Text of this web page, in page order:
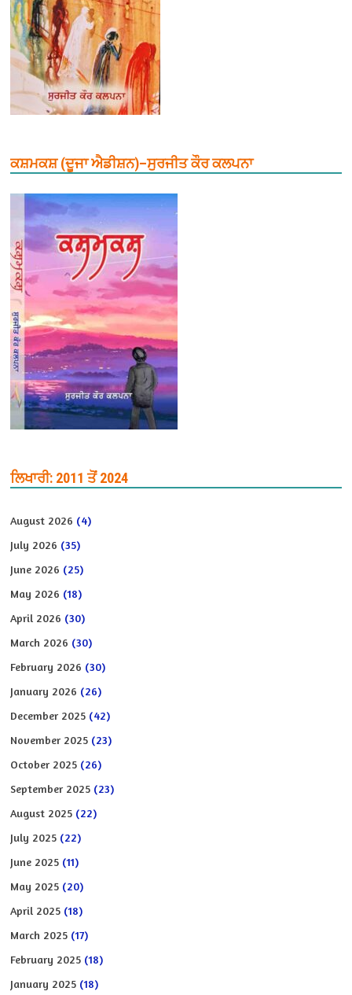
ਕਸ਼ਮਕਸ਼ (ਦੂਜਾ ਐਡੀਸ਼ਨ)–ਸੁਰਜੀਤ ਕੌਰ ਕਲਪਨਾ
ਲਿਖਾਰੀ: 2011 ਤੋਂ 2024
August 2026 (4)
July 2026 (35)
June 2026 (25)
May 2026 (18)
April 2026 (30)
March 2026 (30)
February 2026 (30)
January 2026 (26)
December 2025 (42)
November 2025 (23)
October 2025 (26)
September 2025 (23)
August 2025 (22)
July 2025 (22)
June 2025 (11)
May 2025 (20)
April 2025 (18)
March 2025 (17)
February 2025 (18)
January 2025 (18)